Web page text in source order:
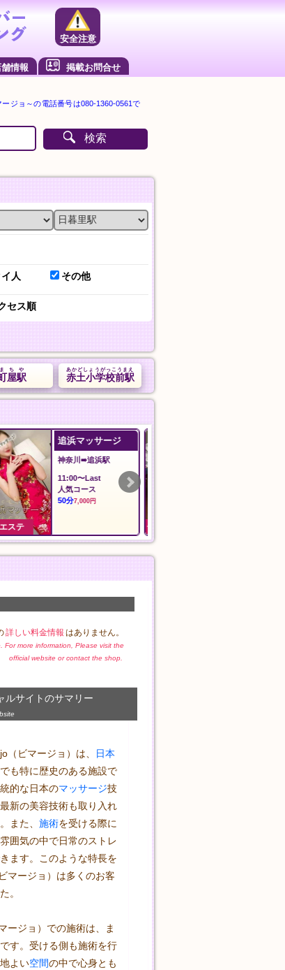
安全注意
情報 掲載お問合せ
ジョ～の電話番号は080-1360-0561で
検索
人 その他
セス順
赤土小学校前駅
あかどしょうがっこうまえ
屋駅
まちや
エステ
ilAria アリア
東京➠新御徒町駅
12:00〜LAST
料金
60分8,000円
詳しい料金情報 はありません。
For more information, Please visit the
official website or contact the shop.
ルサイトのサマリー
（ビマージョ）は、
日本
も特に歴史のある施設で
的な日本のマッサージ技
新の美容技術も取り入れ
また、 施術を受ける際に
囲気の中で日常のストレ
ます。このような特長を
マージョ）は多くのお客
。
ージョ）での施術は、ま
す。受ける側も施術を行
よい空間の中で心身とも